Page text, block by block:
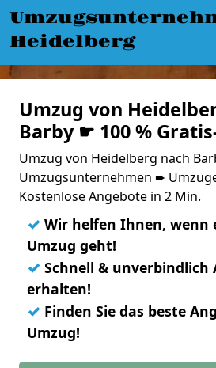
Heidelberg
Umzug von
Barby ☛ 100 %
Umzug von Heidelberg nach
Umzugsunternehmen ➨
Kostenlose Angebote in 2 Min.
✓ Wir helfen Ihnen, wenn
Umzug geht!
✓ Schnell & unverbindlich
erhalten!
✓ Finden Sie das beste
Umzug!